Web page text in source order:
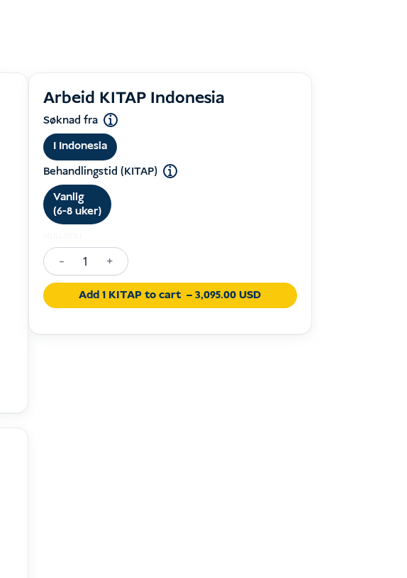
Arbeid KITAP Indonesia
Søknad fra
I Indonesia
Behandlingstid (KITAP)
Vanlig
(6-8 uker)
-
Work
KITAP
Indonesia
+
Add 1 KITAP to cart – 3,095.00 USD